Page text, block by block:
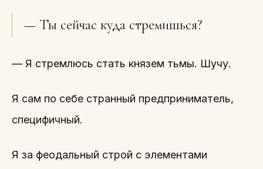
— Ты сейчас куда стремишься?
— Я стремлюсь стать князем тьмы. Шучу.
Я сам по себе странный предприниматель,
специфичный.
Я за феодальный строй с элементами